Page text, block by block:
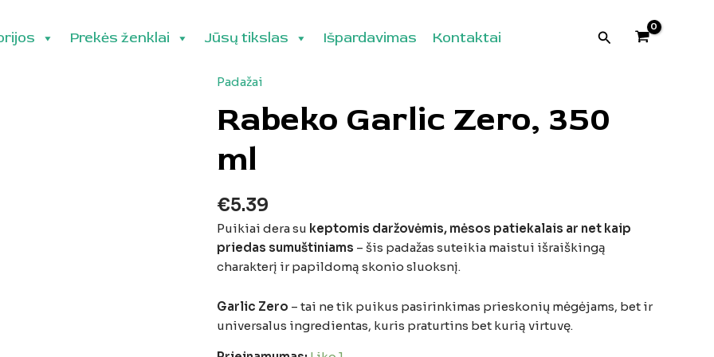
Prekės ženklai Jūsų tikslas Išpardavimas Kontaktai Paieška
Padažai
Rabeko Garlic Zero, 350
ml
€5.39
Puikiai derasu keptomis daržovėmis, mėsos patiekalais ar net kaip
priedas sumuštiniams – šis padažas suteikia maistui išraiškingą
charakterį irpapildomą skonio sluoksnį.
Garlic Zero – tai ne tik puikus pasirinkimas prieskonių mėgėjams, bet ir
universalus ingredientas, kuris praturtins bet kurią virtuvę.
produkto
Rabeko
Zero,
ml